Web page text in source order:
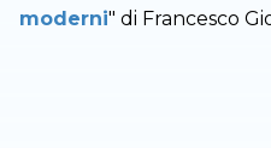
moderni" di Francesco